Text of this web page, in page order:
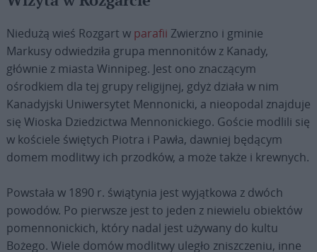
Niedużą wieś Rozgart w parafii Zwierzno i gminie
Markusy odwiedziła grupa mennonitów z Kanady,
głównie z miasta Winnipeg. Jest ono znaczącym
ośrodkiem dla tej grupy religijnej, gdyż działa w nim
Kanadyjski Uniwersytet Mennonicki, a nieopodal znajduje
się Wioska Dziedzictwa Mennonickiego. Goście modlili się
w kościele świętych Piotra i Pawła, dawniej będącym
domem modlitwy ich przodków, a może także i krewnych.
Powstała w 1890 r. świątynia jest wyjątkowa z dwóch
powodów. Po pierwsze jest to jeden z niewielu obiektów
pomennonickich, który nadal jest używany do kultu
Bożego. Wiele domów modlitwy uległo zniszczeniu, inne